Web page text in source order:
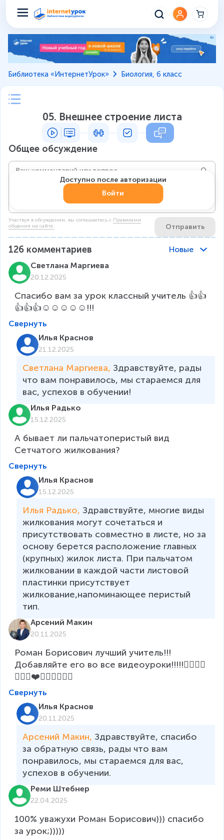
Библиотека «ИнтернетУрок» Биология, 6 класс
05. Внешнее строение листа
Общее обсуждение
Участвуя в обсуждении, вы соглашаетесь c Правилами
общения на сайте.
Отправить
Доступно после авторизации
Войти
126 комментариев
Новые
Светлана Маргиева
20.12.2025
Спасибо вам за урок классный учитель 👍👍
👍👍👍☺️☺️☺️☺️☺️!!!
Свернуть
Илья Краснов
21.12.2025
Светлана Маргиева, Здравствуйте, рады
что вам понравилось, мы стараемся для
вас, успехов в обучении!
Илья Радько
15.12.2025
А бывает ли пальчатоперистый вид
Сетчатого жилкования?
Свернуть
Илья Краснов
15.12.2025
Илья Радько, Здравствуйте, многие виды
жилкования могут сочетаться и
присутствовать совместно в листе, но за
основу берется расположение главных
(крупных) жилок листа. При пальчатом
жилковании в каждой части листовой
пластинки присутствует
жилкование,напоминающее перистый
тип.
Арсений Макин
20.11.2025
Роман Борисович лучший учитель!!!
Добавляйте его во все видеоуроки!!!!!👍🏻👍🏻
👍🏻🔥❤️🤩😍👍🏻🔥🔥
Свернуть
Илья Краснов
20.11.2025
Арсений Макин, Здравствуйте, спасибо
за обратную связь, рады что вам
понравилось, мы стараемся для вас,
успехов в обучении.
Реми Штебнер
22.04.2025
100% уважухи Роман Борисович))) спасибо
за урок;)))))